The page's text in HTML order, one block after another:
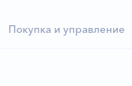
Покупка и управление